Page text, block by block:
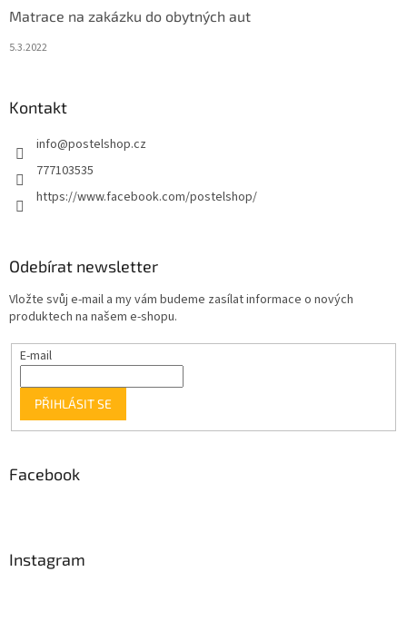
Matrace na zakázku do obytných aut
5.3.2022
Kontakt
info@postelshop.cz
777103535
https://www.facebook.com/postelshop/
Odebírat newsletter
Vložte svůj e-mail a my vám budeme zasílat informace o nových
produktech na našem e-shopu.
E-mail
PŘIHLÁSIT SE
Facebook
Instagram